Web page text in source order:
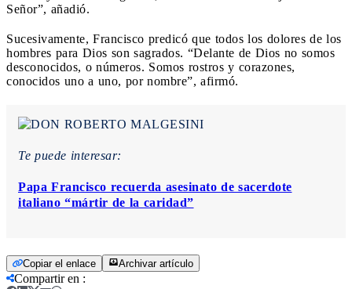
Señor”, añadió.
Sucesivamente, Francisco predicó que todos los dolores de los
hombres para Dios son sagrados. “Delante de Dios no somos
desconocidos, o números. Somos rostros y corazones,
conocidos uno a uno, por nombre”, afirmó.
Te puede interesar:
Papa Francisco recuerda asesinato de sacerdote
italiano “mártir de la caridad”
Copiar el enlace Archivar artículo
Compartir en :